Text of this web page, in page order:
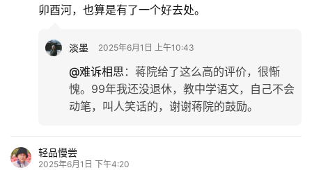
卯酉河，也算是有了一个好去处。
淡墨 2025年6月1日 上午10:43
@难诉相思 ： 蒋院给了这么高的评价，很惭
愧。99年我还没退休，教中学语文，自己不会
动笔，叫人笑话的，谢谢蒋院的鼓励。
轻品慢尝
2025年6月1日 下午4:20